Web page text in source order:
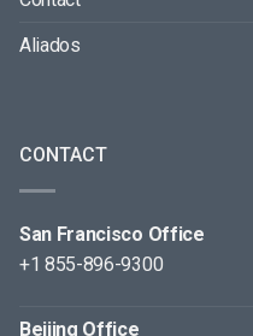
Aliados
CONTACT
San Francisco Office
+1 855-896-9300
Beijing Office